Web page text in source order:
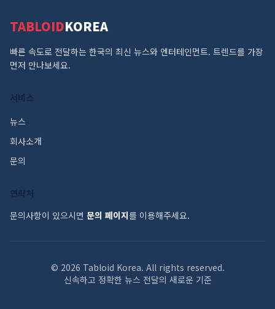
TABLOIDKOREA
빠른 속도로 전달하는 한국의 최신 뉴스와 엔터테인먼트. 트렌드를 가장
먼저 만나보세요.
서비스
뉴스
회사소개
문의
연락처
문의사항이 있으시면 문의 페이지를 이용해주세요.
© 2026 Tabloid Korea. All rights reserved.
신속하고 정확한 뉴스 전달의 새로운 기준